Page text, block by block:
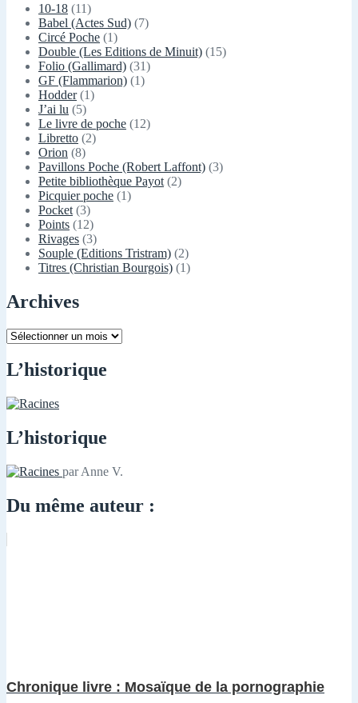
10-18 (11)
Babel (Actes Sud) (7)
Circé Poche (1)
Double (Les Editions de Minuit) (15)
Folio (Gallimard) (31)
GF (Flammarion) (1)
Hodder(1)
J’ai lu (5)
Le livre de poche (12)
Libretto (2)
Orion (8)
Pavillons Poche (Robert Laffont) (3)
Petite bibliothèque Payot (2)
Picquier poche (1)
Pocket (3)
Points (12)
Rivages (3)
Souple (Editions Tristram) (2)
Titres (Christian Bourgois) (1)
Archives
Archives
L’historique
L’historique
par Anne V.
Du même auteur :
Chronique livre : Mosaïque de la pornographie